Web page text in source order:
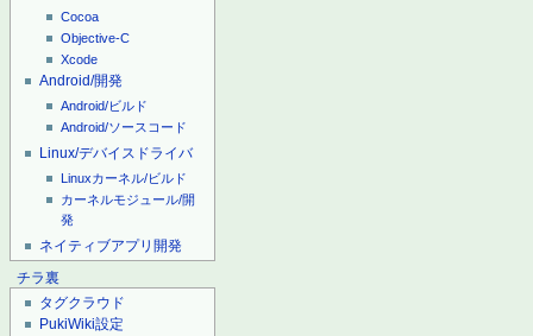
Cocoa
Objective-C
Xcode
Android/開発
Android/ビルド
Android/ソースコード
Linux/デバイスドライバ
Linuxカーネル/ビルド
カーネルモジュール/開
発
ネイティブアプリ開発
チラ裏
タグクラウド
PukiWiki設定